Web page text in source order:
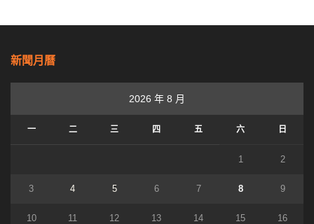
新聞月曆
2026 年 8 月
一 二 三 四 五 六 日
1 2
3 4 5 6 7 8 9
10 11 12 13 14 15 16